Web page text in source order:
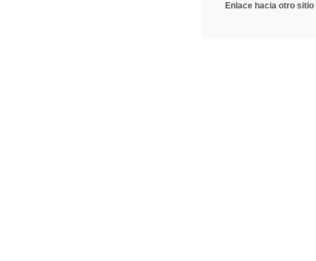
Enlace hacia otro sitio